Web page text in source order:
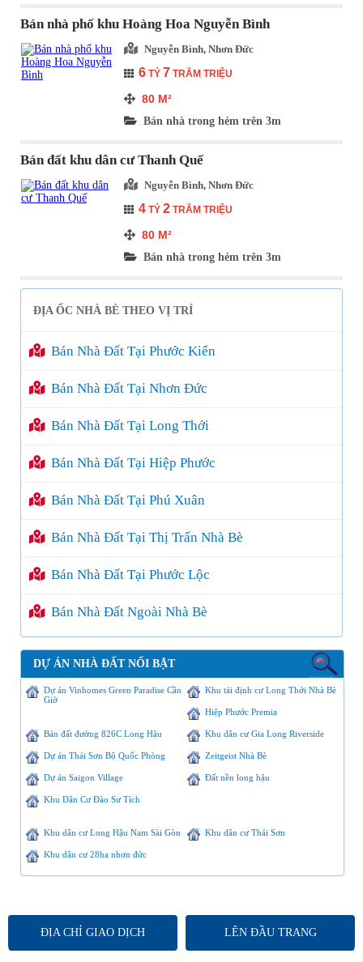
Bán nhà phố khu Hoàng Hoa Nguyễn Bình
Nguyễn Bình, Nhơn Đức
6 TỶ 7 TRĂM TRIỆU
80 M²
Bán nhà trong hẻm trên 3m
Bán đất khu dân cư Thanh Quế
Nguyễn Bình, Nhơn Đức
4 TỶ2 TRĂM TRIỆU
80 M²
Bán nhà trong hẻm trên 3m
ĐỊA ỐC NHÀ BÈ THEO VỊ TRÍ
Bán Nhà Đất Tại Phước Kiển
Bán Nhà Đất Tại Nhơn Đức
Bán Nhà Đất Tại Long Thới
Bán Nhà Đất Tại Hiệp Phước
Bán Nhà Đất Tại Phú Xuân
Bán Nhà Đất Tại Thị Trấn Nhà Bè
Bán Nhà Đất Tại Phước Lộc
Bán Nhà Đất Ngoài Nhà Bè
DỰ ÁN NHÀ ĐẤT NỔI BẬT
Dự án Vinhomes Green Paradise Cần
Giờ
Khu tái định cư Long Thới Nhà Bè
Hiệp Phước Premia
Bán đất đường 826C Long Hậu Khu dân cư Gia Long Riverside
Dự án Thái Sơn Bộ Quốc Phòng Zeitgeist Nhà Bè
Dự án Saigon Village Đất nền long hậu
Khu Dân Cư Đào Sư Tích
Khu dân cư Long Hậu Nam Sài Gòn Khu dân cư Thái Sơn
Khu dân cư 28ha nhơn đức
ĐỊA CHỈ GIAO DỊCH LÊN ĐẦU TRANG